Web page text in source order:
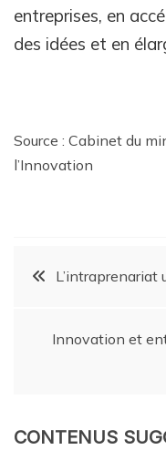
entreprises, en
des idées et en
Source : Cabinet du
l’Innovation
L’intraprenariat
Innovation et
CONTENUS